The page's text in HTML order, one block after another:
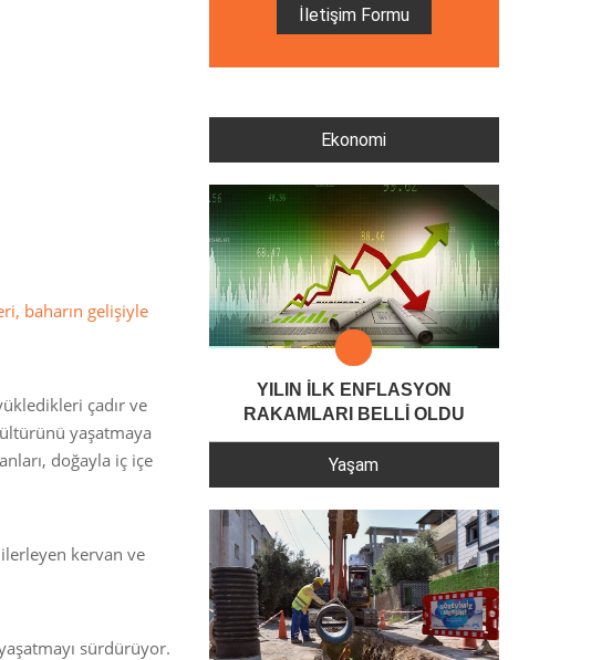
baharın gelişiyle
çadır ve
yaşatmaya
doğayla iç içe
kervan ve
sürdürüyor.
İletişim Formu
Ekonomi
YILIN İLK ENFLASYON
RAKAMLARI BELLİ OLDU
Yaşam